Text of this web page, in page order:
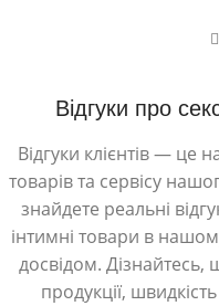
Відгуки про
Відгуки клієнтів — це
товарів та сервісу
знайдете реальні
інтимні товари в
досвідом. Дізнайтесь,
продукції,